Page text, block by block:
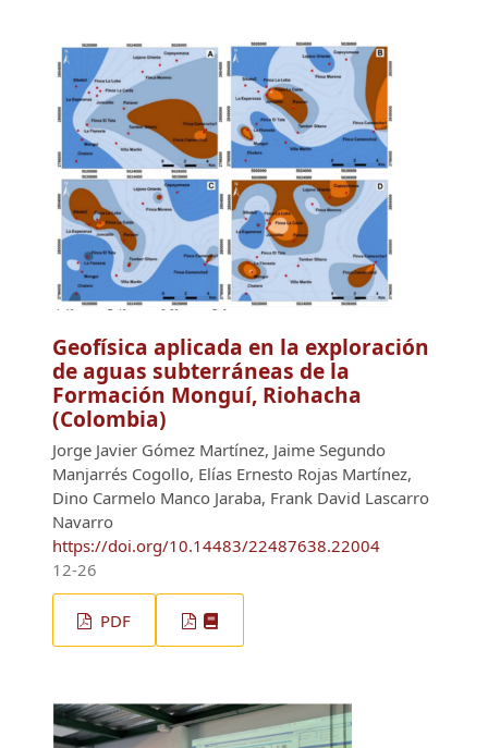
Geofísica aplicada en la exploración
de aguas subterráneas de la
Formación Monguí, Riohacha
(Colombia)
Jorge Javier Gómez Martínez, Jaime Segundo
Manjarrés Cogollo, Elías Ernesto Rojas Martínez,
Dino Carmelo Manco Jaraba, Frank David Lascarro
Navarro
https://doi.org/10.14483/22487638.22004
12-26
PDF